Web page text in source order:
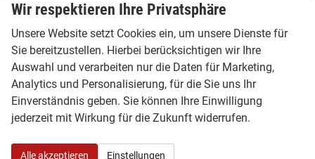
Oberschenkelauflage, Gepäcknetz und Ablagenetz
seitlich links, Komfortsitze vorn, Lendenwirbelstützen
vorn pneumatisch einstellbar, Sitzmittelbahnen der
Vorder- und äußeren Rücksitzplätze in Mikrovlies
""ArtVelours Eco"", Sitzwangen in Artex, Vordersitze
mit Rücken-Druckpunktmassage
Komfortpaket: Frontscheibe in
Verbundsicherheitsglas, drahtlos beheizbar und
Wir respektieren Ihre Privatsphäre
Unsere Website setzt Cookies ein, um unsere Dienste für
Sie bereitzustellen. Hierbei berücksichtigen wir Ihre
Auswahl und verarbeiten nur die Daten für Marketing,
Analytics und Personalisierung, für die Sie uns Ihr
Einverständnis geben. Sie können Ihre Einwilligung
jederzeit mit Wirkung für die Zukunft widerrufen.
Alle akzeptieren Einstellungen